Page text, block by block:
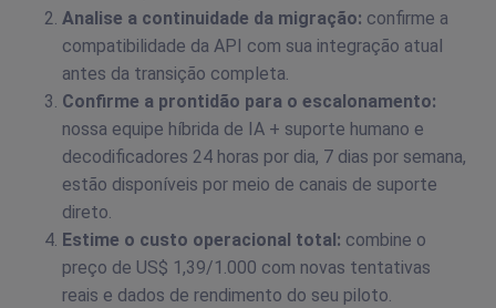
Analise a continuidade da migração: confirme a
compatibilidade da API com sua integração atual
antes da transição completa.
Confirme a prontidão para o escalonamento:
nossa equipe híbrida de IA + suporte humano e
decodificadores 24 horas por dia, 7 dias por semana,
estão disponíveis por meio de canais de suporte
direto.
Estime o custo operacional total: combine o
preço de US$ 1,39/1.000 com novas tentativas
reais e dados de rendimento do seu piloto.